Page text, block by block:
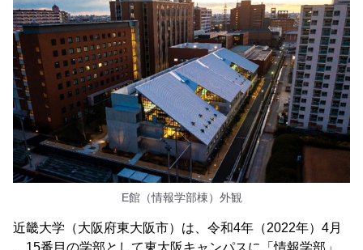
E館（情報学部棟）外観
近畿大学（大阪府東大阪市）は、令和4年（2022年）4月
、15番目の学部として東大阪キャンパスに「情報学部」